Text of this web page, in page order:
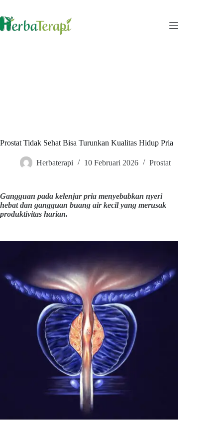
content
Prostat Tidak Sehat Bisa Turunkan Kualitas Hidup Pria
Herbaterapi 10 Februari 2026 Prostat
Gangguan pada kelenjar pria menyebabkan nyeri
hebat dan gangguan buang air kecil yang merusak
produktivitas harian.